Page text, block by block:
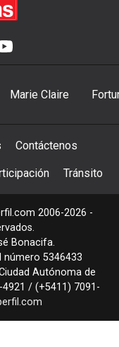
Marie Claire
Contáctenos
Tránsito
2006-2026 -
Bonacifa.
número 5346433
Autónoma de
/ (+5411) 7091-